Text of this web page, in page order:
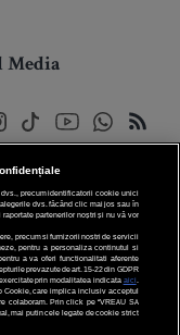
Media
Corp SRL
rezervate
precum identificatorii cookie unici
dvs. făcând clic mai jos sau în
partenerilor noștri și nu vă vor
precum si furnizorii nostri de servicii
pentru a personaliza continutul si
a va oferi functionalitati aferente
prevazute de art. 15-22 din GDPR
prin modalitatea indicata aici
Cookie, care implica inclusiv acceptul
colaboram. Prin click pe “VREAU SA
mai putin cele legate de cookie strict